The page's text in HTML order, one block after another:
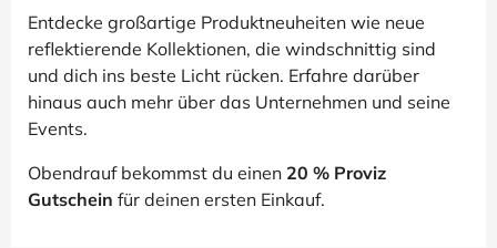
Entdecke großartige Produktneuheiten wie neue
reflektierende Kollektionen, die windschnittig sind
und dich ins beste Licht rücken. Erfahre darüber
hinaus auch mehr über das Unternehmen und seine
Events.
Obendrauf bekommst du einen 20 % Proviz
Gutschein für deinen ersten Einkauf.